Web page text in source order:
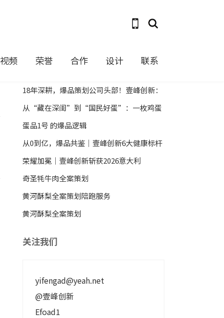
视频 荣誉 合作 设计 联系
热门文章 更多
18年深耕，爆品策划公司头部！壹峰创新：
从传统巨头到互联网新贵的幕后增长引擎
从“藏在深闺”到“国民好蛋”：一枚鸡蛋
的爆品语言重构之路
蛋品1号 的爆品逻辑
从0到亿，爆品共鉴｜壹峰创新6大健康标杆
案例，见证全案实力
荣耀加冕｜壹峰创新斩获2026意大利
A'Design Award国际设计铜奖！
奇圣牦牛肉全案策划
黄河酥梨全案策划陪跑服务
黄河酥梨全案策划
关注我们
yifengad@yeah.net
@壹峰创新
Efoad1